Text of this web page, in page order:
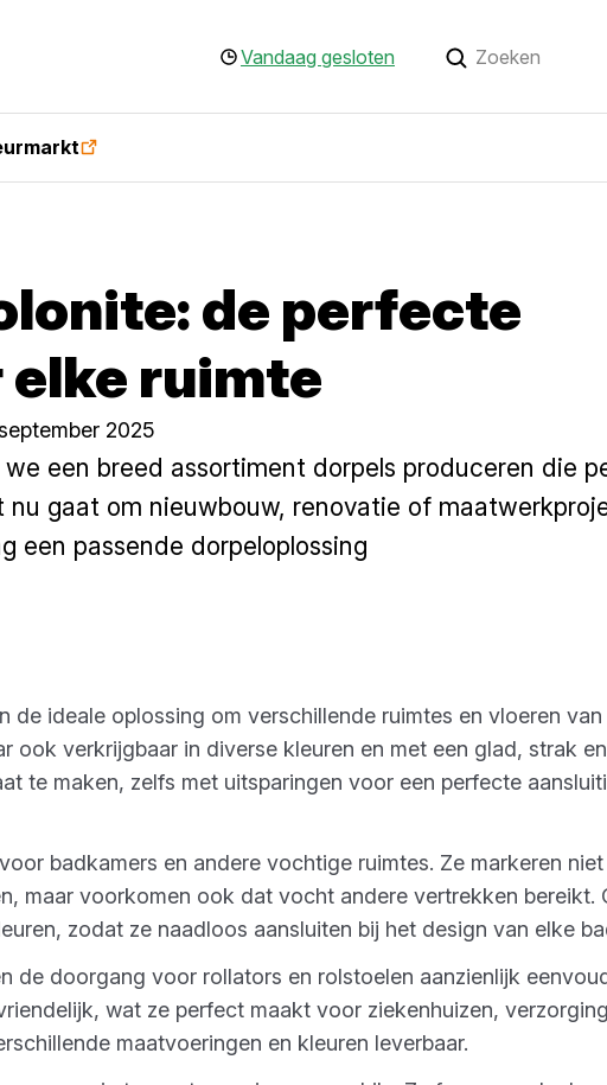
Vandaag gesloten
de perfecte
ruimte
2025
een breed assortiment dorpels produceren die
gaat om nieuwbouw, renovatie of
een passende dorpeloplossing
de ideale oplossing om verschillende ruimtes en vloeren
ook verkrijgbaar in diverse kleuren en met een glad, strak
te maken, zelfs met uitsparingen voor een perfecte
badkamers en andere vochtige ruimtes. Ze markeren
maar voorkomen ook dat vocht andere vertrekken bereikt.
zodat ze naadloos aansluiten bij het design van elke
de doorgang voor rollators en rolstoelen aanzienlijk
wat ze perfect maakt voor ziekenhuizen,
maatvoeringen en kleuren leverbaar.